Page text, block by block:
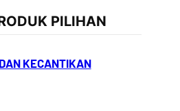
PILIHAN
KECANTIKAN